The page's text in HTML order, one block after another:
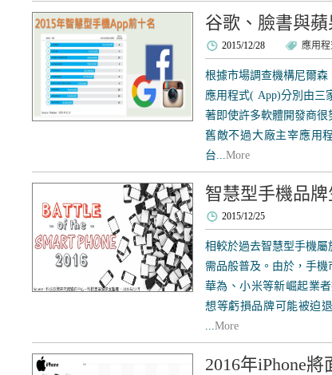
谷歌、臉書與
2015/12/28 應用
根據市場調查機構尼爾森
應用程式( App)分別由三
著即使許多軟體開發商
舊敵不過大廠主宰應用
台...More
智慧型手機品
2015/12/25
相較於過去智慧型手機
需品般普及。由於，手
華為、小米等新崛起業
想等虧損品牌可能被迫
...More
2016年iPhone